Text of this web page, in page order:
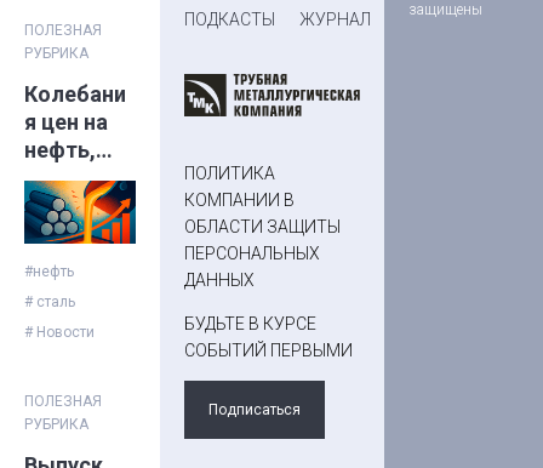
ПОЛЕЗНАЯ
РУБРИКА
Колебани
я цен на
нефть,
экспорт
стали
падает:
дайджест
#нефть
# сталь
# Новости
ПОЛЕЗНАЯ
РУБРИКА
ПОДКАСТЫ
ЖУРНАЛ
ПОЛИТИКА
КОМПАНИИ В
ОБЛАСТИ ЗАЩИТЫ
ПЕРСОНАЛЬНЫХ
ДАННЫХ
БУДЬТЕ В КУРСЕ
СОБЫТИЙ ПЕРВЫМИ
Подписаться
защищены